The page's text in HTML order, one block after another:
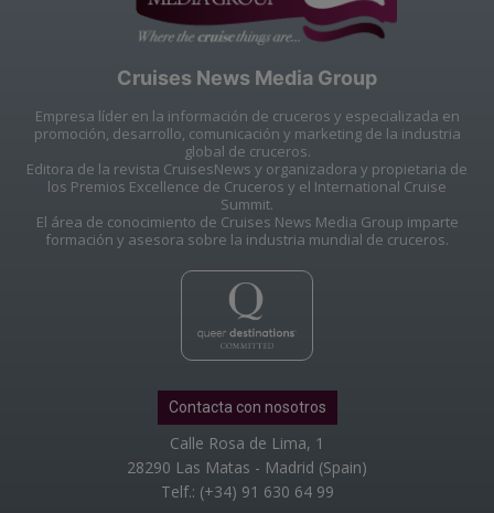
Cruises News Media Group
Empresa líder en la información de cruceros y especializada en
promoción, desarrollo, comunicación y marketing de la industria
global de cruceros.
Editora de la revista CruisesNews y organizadora y propietaria de
los Premios Excellence de Cruceros y el International Cruise
Summit.
El área de conocimiento de Cruises News Media Group imparte
formación y asesora sobre la industria mundial de cruceros.
Contacta con nosotros
Calle Rosa de Lima, 1
28290 Las Matas - Madrid (Spain)
Telf.: (+34) 91 630 64 99